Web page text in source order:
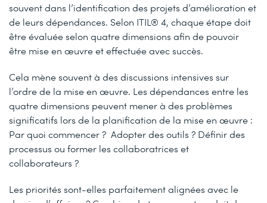
souvent dans l’identification des projets d’amélioration et
de leurs dépendances. Selon ITIL® 4, chaque étape doit
être évaluée selon quatre dimensions afin de pouvoir
être mise en œuvre et effectuée avec succès.
Cela mène souvent à des discussions intensives sur
l’ordre de la mise en œuvre. Les dépendances entre les
quatre dimensions peuvent mener à des problèmes
significatifs lors de la planification de la mise en œuvre :
Par quoi commencer ? Adopter des outils ? Définir des
processus ou former les collaboratrices et
collaborateurs ?
Les priorités sont-elles parfaitement alignées avec le